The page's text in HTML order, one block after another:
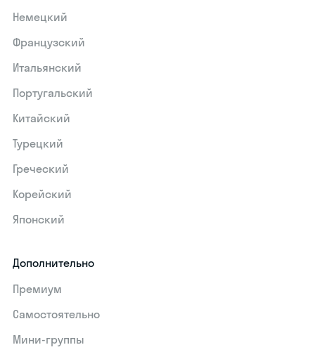
Немецкий
Французский
Итальянский
Португальский
Китайский
Турецкий
Греческий
Корейский
Японский
Дополнительно
Премиум
Самостоятельно
Мини-группы